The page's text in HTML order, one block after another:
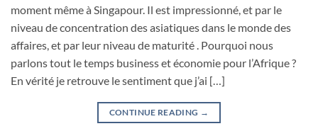
moment même à Singapour. Il est impressionné, et par le
niveau de concentration des asiatiques dans le monde des
affaires, et par leur niveau de maturité . Pourquoi nous
parlons tout le temps business et économie pour l’Afrique ?
En vérité je retrouve le sentiment que j’ai […]
CONTINUE READING →